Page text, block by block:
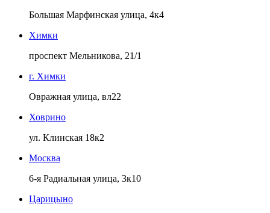
Большая Марфинская улица, 4к4
Химки
проспект Мельникова, 21/1
г. Химки
Овражная улица, вл22
Ховрино
ул. Клинская 18к2
Москва
6-я Радиальная улица, 3к10
Царицыно